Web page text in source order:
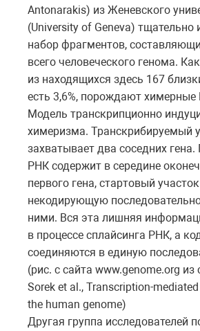
Antonarakis) из Женевского
(University of Geneva) тщательно
набор фрагментов,
всего человеческого генома.
из находящихся здесь 167
есть 3,6%, порождают химерные
Модель транскрипционно
химеризма. Транскрибируемый
захватывает два соседних
РНК содержит в середине
первого гена, стартовый
некодирующую
ними. Вся эта лишняя
в процессе сплайсинга РНК, а
соединяются в единую
(рис. с сайта www.genome.org из
Sorek et al., Transcription-
the human genome)
Другая группа исследователей